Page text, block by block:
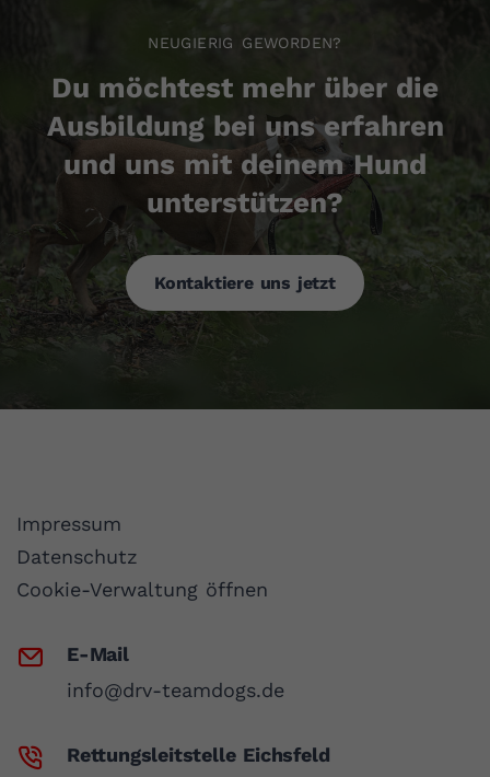
NEUGIERIG GEWORDEN?
Du möchtest mehr über die
Ausbildung bei uns erfahren
und uns mit deinem Hund
unterstützen?
Kontaktiere uns jetzt
Impressum
Datenschutz
Cookie-Verwaltung öffnen
E-Mail
info@drv-teamdogs.de
Rettungsleitstelle Eichsfeld